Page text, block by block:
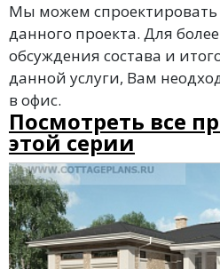
Мы можем
данного проекта. Для
обсуждения состава и
данной услуги, Вам
в офис.
Посмотреть все
этой серии